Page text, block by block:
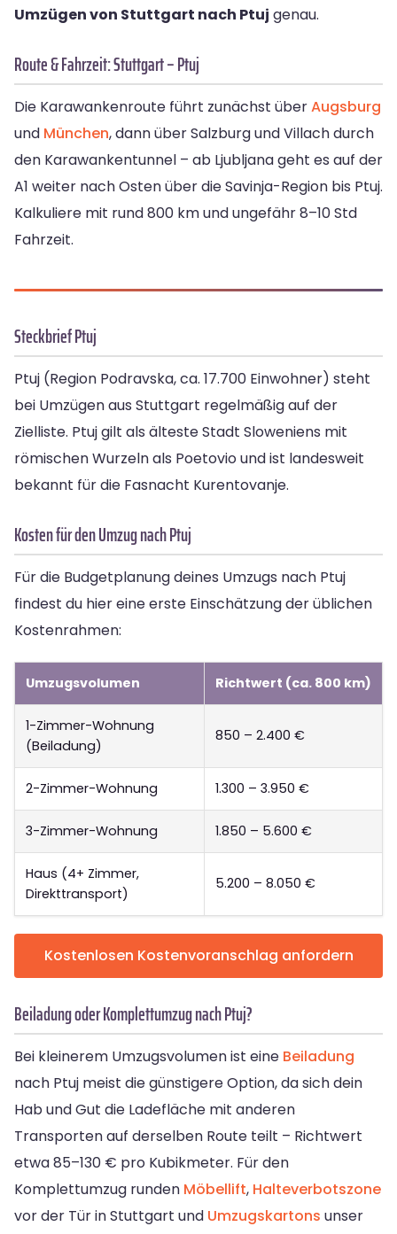
Umzügen von Stuttgart nach Ptuj genau.
Route & Fahrzeit: Stuttgart – Ptuj
Die Karawankenroute führt zunächst überAugsburg
und München, dann über Salzburg und Villach durch
den Karawankentunnel – ab Ljubljana geht es auf der
A1 weiter nach Osten über die Savinja-Region bis Ptuj.
Kalkuliere mit rund 800 km und ungefähr 8–10 Std
Fahrzeit.
Steckbrief Ptuj
Ptuj (Region Podravska, ca. 17.700 Einwohner) steht
bei Umzügen aus Stuttgart regelmäßig auf der
Zielliste. Ptuj gilt als älteste Stadt Sloweniens mit
römischen Wurzeln als Poetovio und ist landesweit
bekannt für die Fasnacht Kurentovanje.
Kosten für den Umzug nach Ptuj
Für die Budgetplanung deines Umzugs nach Ptuj
findest du hier eine erste Einschätzung der üblichen
Kostenrahmen:
Umzugsvolumen Richtwert (ca. 800 km)
1-Zimmer-Wohnung
(Beiladung)
850 – 2.400 €
2-Zimmer-Wohnung 1.300 – 3.950 €
3-Zimmer-Wohnung 1.850 – 5.600 €
Haus (4+ Zimmer,
Direkttransport)
5.200 – 8.050 €
Kostenlosen Kostenvoranschlag anfordern
Beiladung oder Komplettumzug nach Ptuj?
Bei kleinerem Umzugsvolumen ist eine Beiladung
nach Ptuj meist die günstigere Option, da sich dein
Hab und Gut die Ladefläche mit anderen
Transporten auf derselben Route teilt – Richtwert
etwa 85–130 € pro Kubikmeter. Für den
Komplettumzug runden Möbellift, Halteverbotszone
vor der Tür in Stuttgart und Umzugskartons unser